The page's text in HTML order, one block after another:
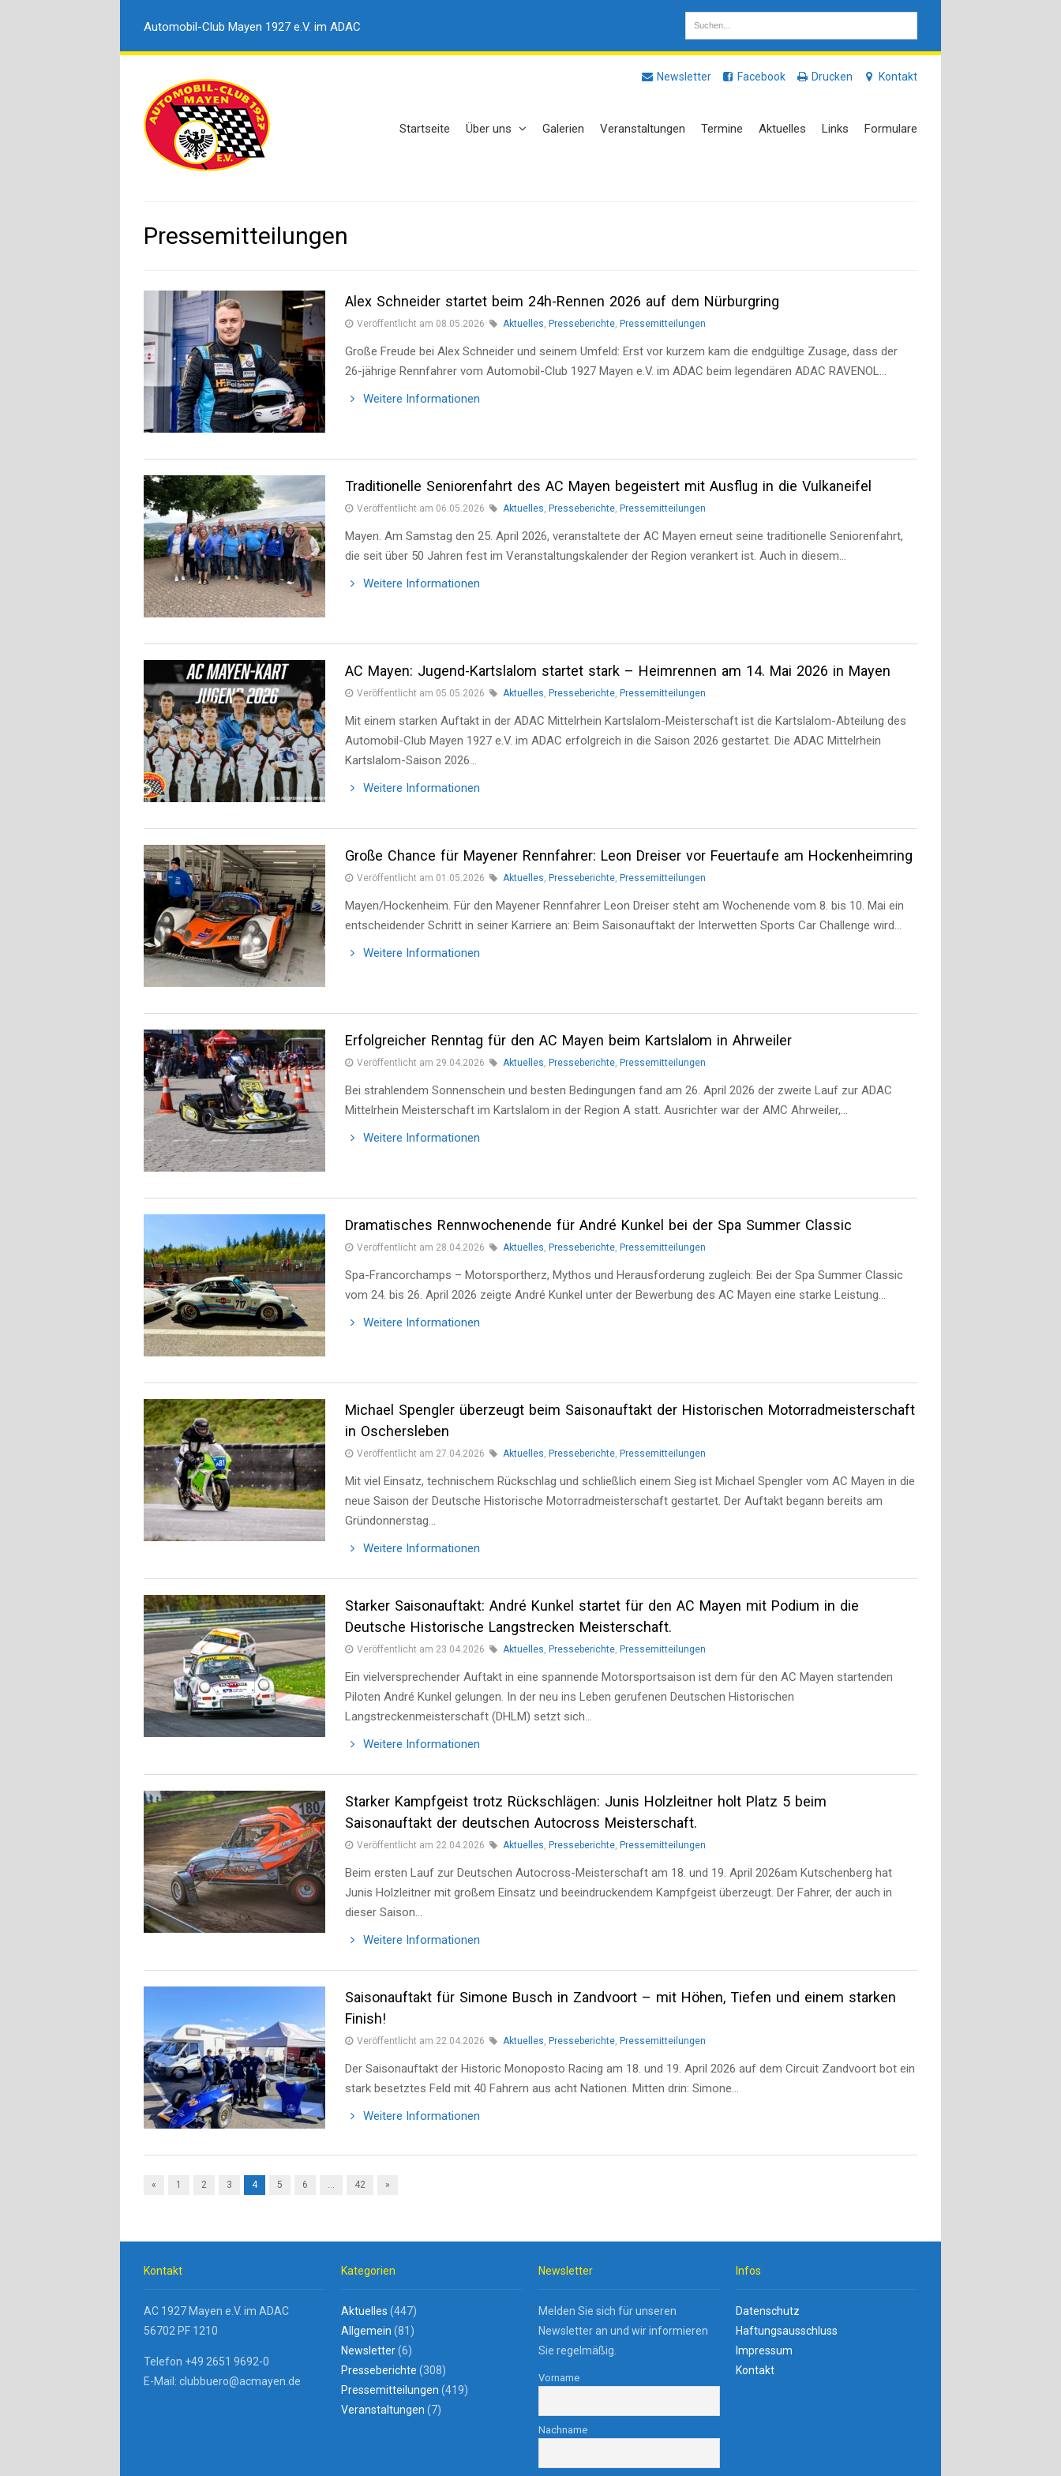
Automobil-Club Mayen 1927 e.V. im ADAC
Newsletter Facebook Drucken Kontakt
Startseite Über uns Galerien Veranstaltungen Termine Aktuelles Links Formulare
Pressemitteilungen
Alex Schneider startet beim 24h-Rennen 2026 auf dem Nürburgring
Veröffentlicht am 08.05.2026 Aktuelles, Presseberichte, Pressemitteilungen
Große Freude bei Alex Schneider und seinem Umfeld: Erst vor kurzem kam die endgültige Zusage, dass der
26-jährige Rennfahrer vom Automobil-Club 1927 Mayen e.V. im ADAC beim legendären ADAC RAVENOL…
Weitere Informationen
Traditionelle Seniorenfahrt des AC Mayen begeistert mit Ausflug in die Vulkaneifel
Veröffentlicht am 06.05.2026 Aktuelles, Presseberichte, Pressemitteilungen
Mayen. Am Samstag den 25. April 2026, veranstaltete der AC Mayen erneut seine traditionelle Seniorenfahrt,
die seit über 50 Jahren fest im Veranstaltungskalender der Region verankert ist. Auch in diesem…
Weitere Informationen
AC Mayen: Jugend-Kartslalom startet stark – Heimrennen am 14. Mai 2026 in Mayen
Veröffentlicht am 05.05.2026 Aktuelles, Presseberichte, Pressemitteilungen
Mit einem starken Auftakt in der ADAC Mittelrhein Kartslalom-Meisterschaft ist die Kartslalom-Abteilung des
Automobil-Club Mayen 1927 e.V. im ADAC erfolgreich in die Saison 2026 gestartet. Die ADAC Mittelrhein
Kartslalom-Saison 2026…
Weitere Informationen
Große Chance für Mayener Rennfahrer: Leon Dreiser vor Feuertaufe am Hockenheimring
Veröffentlicht am 01.05.2026 Aktuelles, Presseberichte, Pressemitteilungen
Mayen/Hockenheim. Für den Mayener Rennfahrer Leon Dreiser steht am Wochenende vom 8. bis 10. Mai ein
entscheidender Schritt in seiner Karriere an: Beim Saisonauftakt der Interwetten Sports Car Challenge wird…
Weitere Informationen
Erfolgreicher Renntag für den AC Mayen beim Kartslalom in Ahrweiler
Veröffentlicht am 29.04.2026 Aktuelles, Presseberichte, Pressemitteilungen
Bei strahlendem Sonnenschein und besten Bedingungen fand am 26. April 2026 der zweite Lauf zur ADAC
Mittelrhein Meisterschaft im Kartslalom in der Region A statt. Ausrichter war der AMC Ahrweiler,…
Weitere Informationen
Dramatisches Rennwochenende für André Kunkel bei der Spa Summer Classic
Veröffentlicht am 28.04.2026 Aktuelles, Presseberichte, Pressemitteilungen
Spa-Francorchamps – Motorsportherz, Mythos und Herausforderung zugleich: Bei der Spa Summer Classic
vom 24. bis 26. April 2026 zeigte André Kunkel unter der Bewerbung des AC Mayen eine starke Leistung…
Weitere Informationen
Michael Spengler überzeugt beim Saisonauftakt der Historischen Motorradmeisterschaft
in Oschersleben
Veröffentlicht am 27.04.2026 Aktuelles, Presseberichte, Pressemitteilungen
Mit viel Einsatz, technischem Rückschlag und schließlich einem Sieg ist Michael Spengler vom AC Mayen in die
neue Saison der Deutsche Historische Motorradmeisterschaft gestartet. Der Auftakt begann bereits am
Gründonnerstag…
Weitere Informationen
Starker Saisonauftakt: André Kunkel startet für den AC Mayen mit Podium in die
Deutsche Historische Langstrecken Meisterschaft.
Veröffentlicht am 23.04.2026 Aktuelles, Presseberichte, Pressemitteilungen
Ein vielversprechender Auftakt in eine spannende Motorsportsaison ist dem für den AC Mayen startenden
Piloten André Kunkel gelungen. In der neu ins Leben gerufenen Deutschen Historischen
Langstreckenmeisterschaft (DHLM) setzt sich…
Weitere Informationen
Starker Kampfgeist trotz Rückschlägen: Junis Holzleitner holt Platz 5 beim
Saisonauftakt der deutschen Autocross Meisterschaft.
Veröffentlicht am 22.04.2026 Aktuelles, Presseberichte, Pressemitteilungen
Beim ersten Lauf zur Deutschen Autocross-Meisterschaft am 18. und 19. April 2026am Kutschenberg hat
Junis Holzleitner mit großem Einsatz und beeindruckendem Kampfgeist überzeugt. Der Fahrer, der auch in
dieser Saison…
Weitere Informationen
Saisonauftakt für Simone Busch in Zandvoort – mit Höhen, Tiefen und einem starken
Finish!
Veröffentlicht am 22.04.2026 Aktuelles, Presseberichte, Pressemitteilungen
Der Saisonauftakt der Historic Monoposto Racing am 18. und 19. April 2026 auf dem Circuit Zandvoort bot ein
stark besetztes Feld mit 40 Fahrern aus acht Nationen. Mitten drin: Simone…
Weitere Informationen
« 1 2 3 4 5 6 … 42 »
Kontakt
AC 1927 Mayen e.V. im ADAC
56702 PF 1210
Telefon +49 2651 9692-0
E-Mail: clubbuero@acmayen.de
Kategorien
Aktuelles (447)
Allgemein (81)
Newsletter(6)
Presseberichte (308)
Pressemitteilungen (419)
Veranstaltungen (7)
Newsletter
Melden Sie sich für unseren
Newsletter an und wir informieren
Sie regelmäßig.
Vorname
Nachname
Infos
Datenschutz
Haftungsausschluss
Impressum
Kontakt